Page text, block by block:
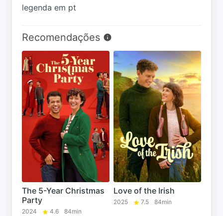
legenda em pt
Recomendações
The 5-Year Christmas
Party
2024 4.6 84min
Love of the Irish
2025 7.5 84min